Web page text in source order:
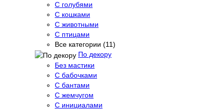
С голубями
С кошками
С животными
С птицами
Все категории (11)
По декору
Без мастики
С бабочками
С бантами
С жемчугом
С инициалами